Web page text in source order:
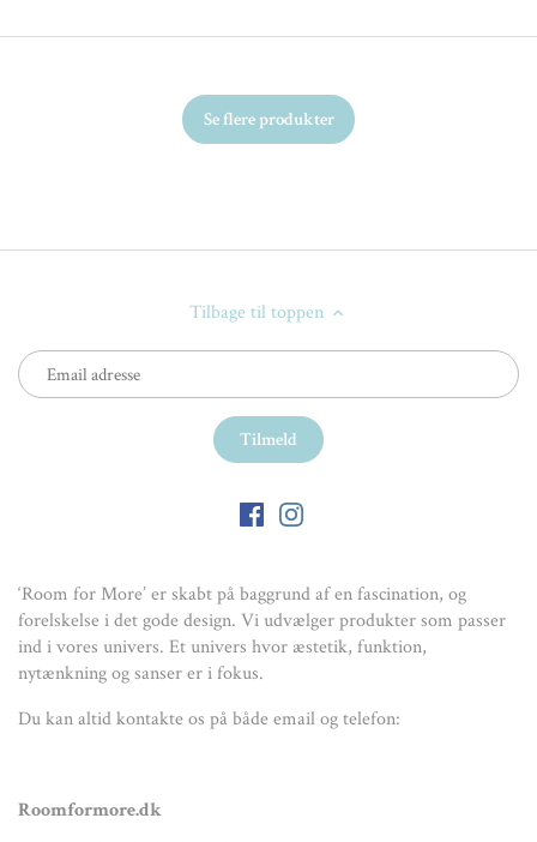
Se flere produkter
Tilbage til toppen
‘Room for More’ er skabt på baggrund af en fascination, og
forelskelse i det gode design. Vi udvælger produkter som passer
ind i vores univers. Et univers hvor æstetik, funktion,
nytænkning og sanser er i fokus.
Du kan altid kontakte os på både email og telefon:
Roomformore.dk